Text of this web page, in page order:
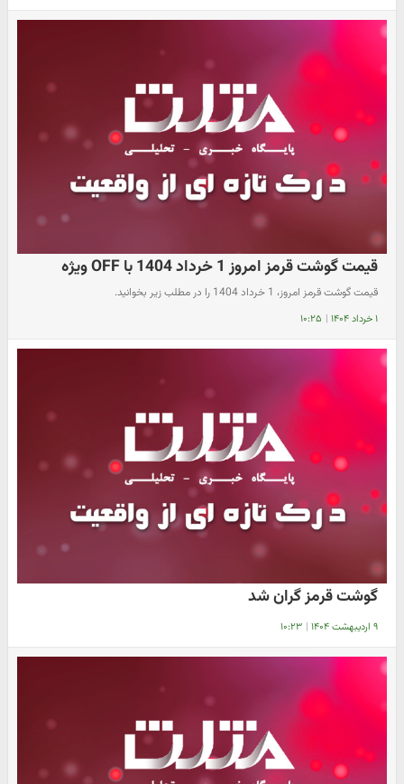
قیمت گوشت قرمز امروز 1 خرداد 1404 با OFF ویژه
قیمت گوشت قرمز امروز، 1 خرداد 1404 را در مطلب زیر بخوانید.
۱ خرداد ۱۴۰۴ | ۱۰:۲۵
گوشت قرمز گران شد
۹ اردیبهشت ۱۴۰۴ | ۱۰:۲۳